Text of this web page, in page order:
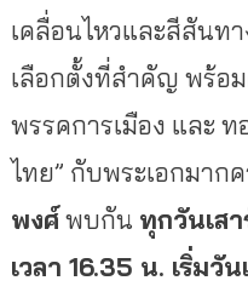
เคลื่อนไหวและสีสันทา
เลือกตั้งที่สําคัญ พร้อ
พรรคการเมือง และ ท
ไทย” กับพระเอกมาก
พงศ์พบกัน ทุกวันเส
เวลา 16.35 น. เริ่มวัน